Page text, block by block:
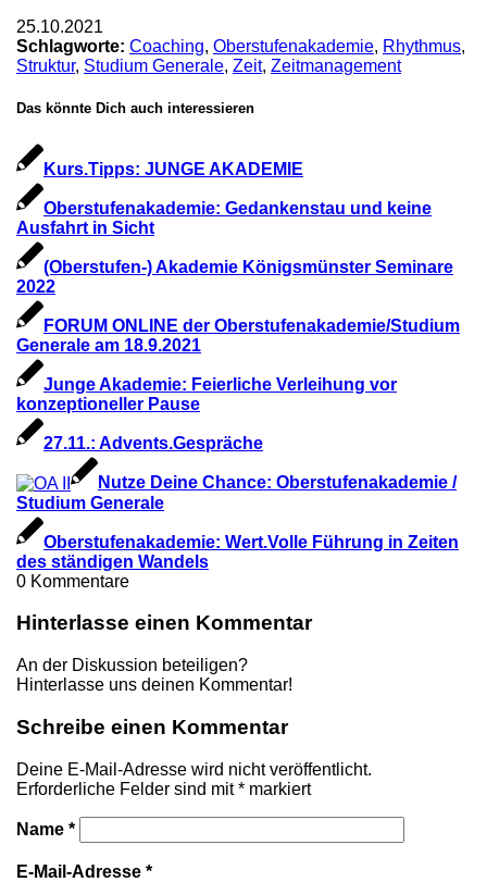
25.10.2021
Schlagworte: Coaching, Oberstufenakademie, Rhythmus,
Struktur, Studium Generale, Zeit, Zeitmanagement
Das könnte Dich auch interessieren
Kurs.Tipps: JUNGE AKADEMIE
Oberstufenakademie: Gedankenstau und keine
Ausfahrt in Sicht
(Oberstufen-) Akademie Königsmünster Seminare
2022
FORUM ONLINE der Oberstufenakademie/Studium
Generale am 18.9.2021
Junge Akademie: Feierliche Verleihung vor
konzeptioneller Pause
27.11.: Advents.Gespräche
Nutze Deine Chance: Oberstufenakademie /
Studium Generale
Oberstufenakademie: Wert.Volle Führung in Zeiten
des ständigen Wandels
0 Kommentare
Hinterlasse einen Kommentar
An der Diskussion beteiligen?
Hinterlasse uns deinen Kommentar!
Schreibe einen Kommentar
Deine E-Mail-Adresse wird nicht veröffentlicht.
Erforderliche Felder sind mit* markiert
Name *
E-Mail-Adresse *